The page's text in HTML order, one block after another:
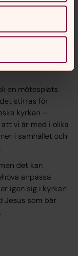
i
som kyrkoherde
Det kan
med en skräll.
en mötesplats
stirras för
kyrkan –
vi är med i olika
i samhället och
det kan
anpassa
igen sig i kyrkan
Jesus som bär